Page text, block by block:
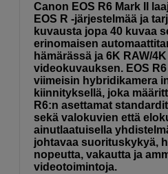
Canon EOS R6 Mark II
EOS R -järjestelmää ja
kuvausta jopa 40 kuvaa
erinomaisen
hämärässä ja 6K RAW/
videokuvauksen. EOS
viimeisin hybridikamera
kiinnityksellä, joka
R6:n asettamat
sekä valokuvien että
ainutlaatuisella
johtavaa suorituskykyä,
nopeutta, vakautta ja
videotoimintoja.